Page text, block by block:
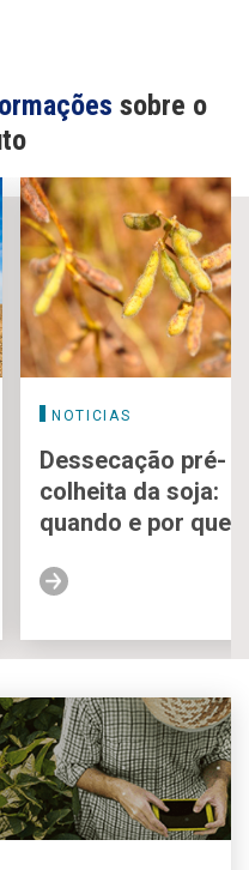
sobre o
NOTICIAS
Dessecação pré-
colheita da soja:
quando e por que